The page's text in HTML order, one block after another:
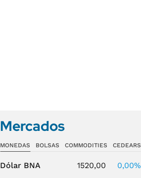
Mercados
MONEDAS BOLSAS COMMODITIES CEDEARS
Dólar BNA 1520,00
0,00%